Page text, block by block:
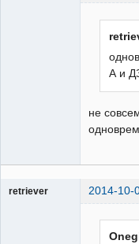
А и
не
retriever 2014-10-